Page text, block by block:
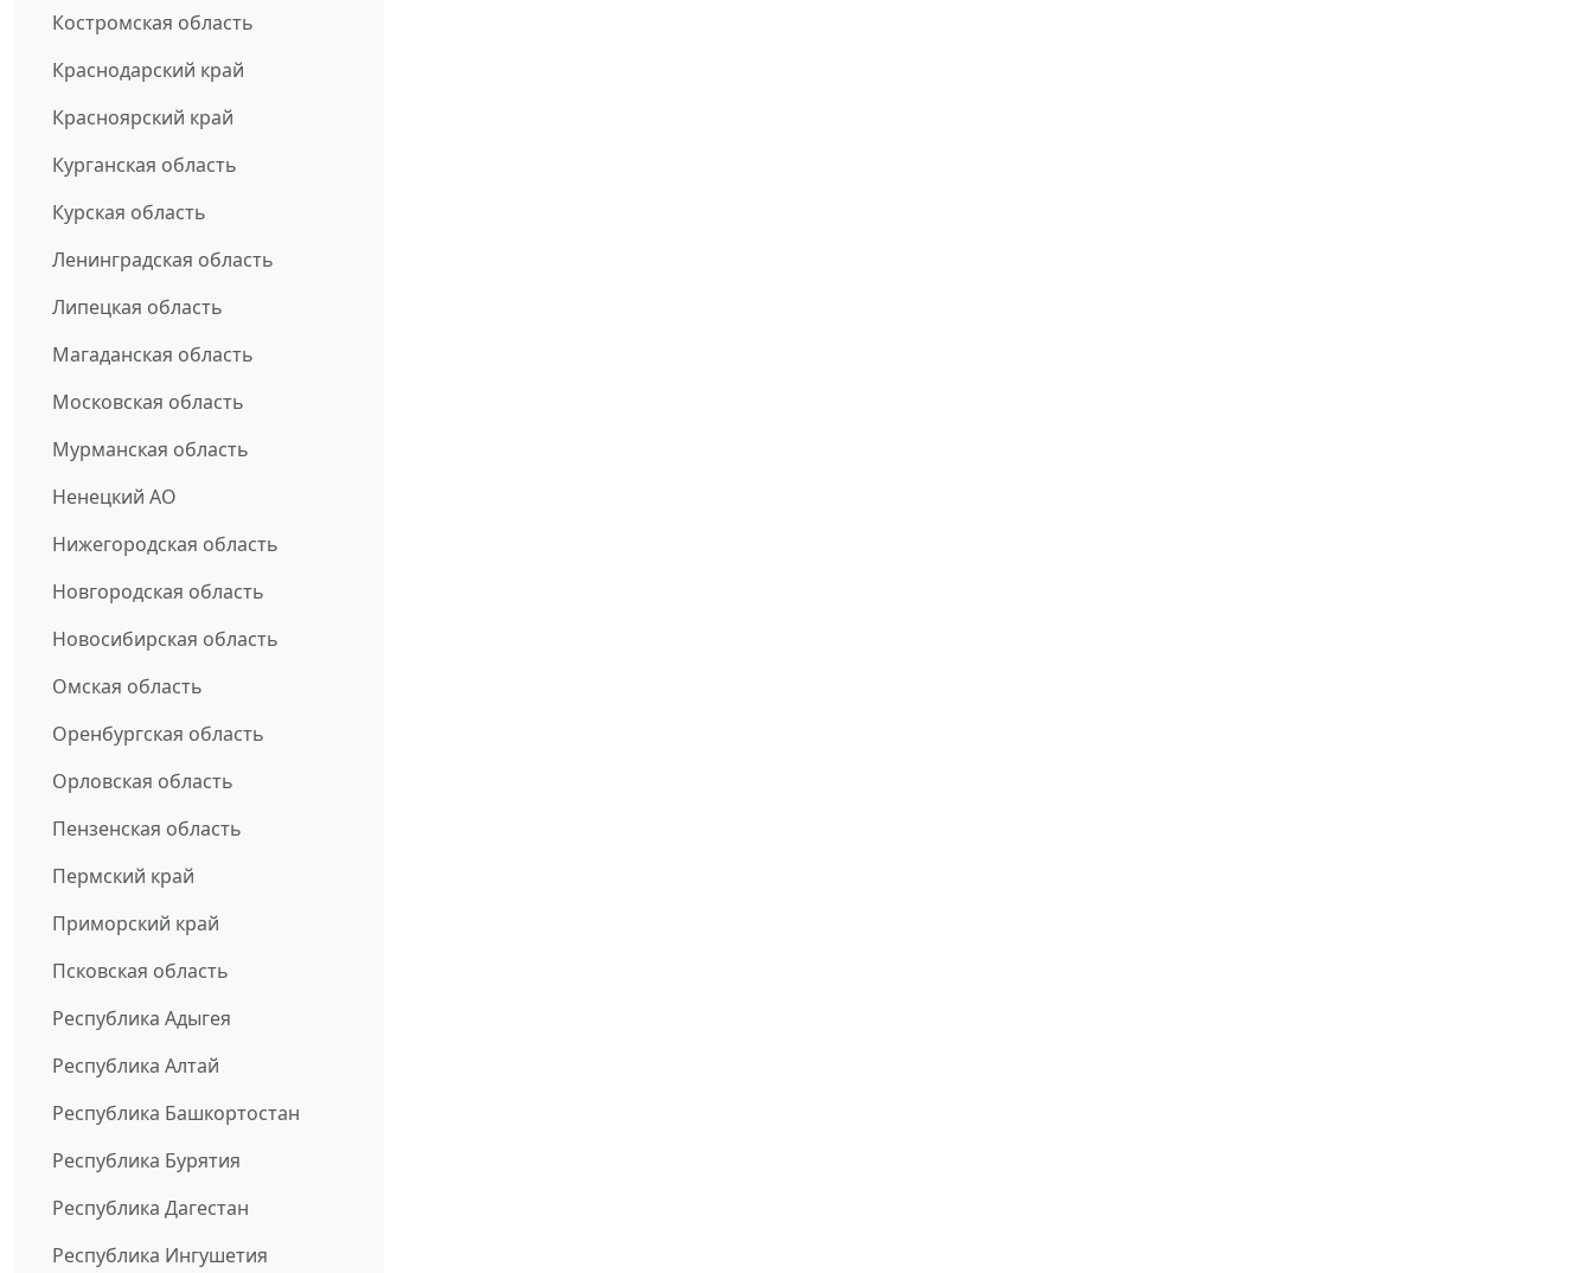
Костромская область
Краснодарский край
Красноярский край
Курганская область
Курская область
Ленинградская область
Липецкая область
Магаданская область
Московская область
Мурманская область
Ненецкий АО
Нижегородская область
Новгородская область
Новосибирская область
Омская область
Оренбургская область
Орловская область
Пензенская область
Пермский край
Приморский край
Псковская область
Республика Адыгея
Республика Алтай
Республика Башкортостан
Республика Бурятия
Республика Дагестан
Республика Ингушетия